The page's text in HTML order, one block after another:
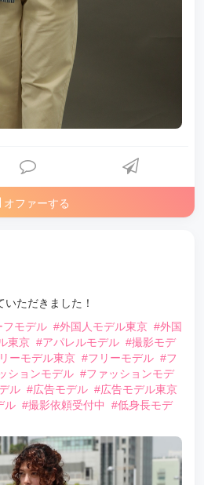
オファーする
ただきました！
フモデル #外国人モデル東京 #外国
東京 #アパレルモデル #撮影モデ
ーモデル東京 #フリーモデル #フ
ションモデル #ファッションモデ
ル #広告モデル #広告モデル東京
ル #撮影依頼受付中
#低身長モデ